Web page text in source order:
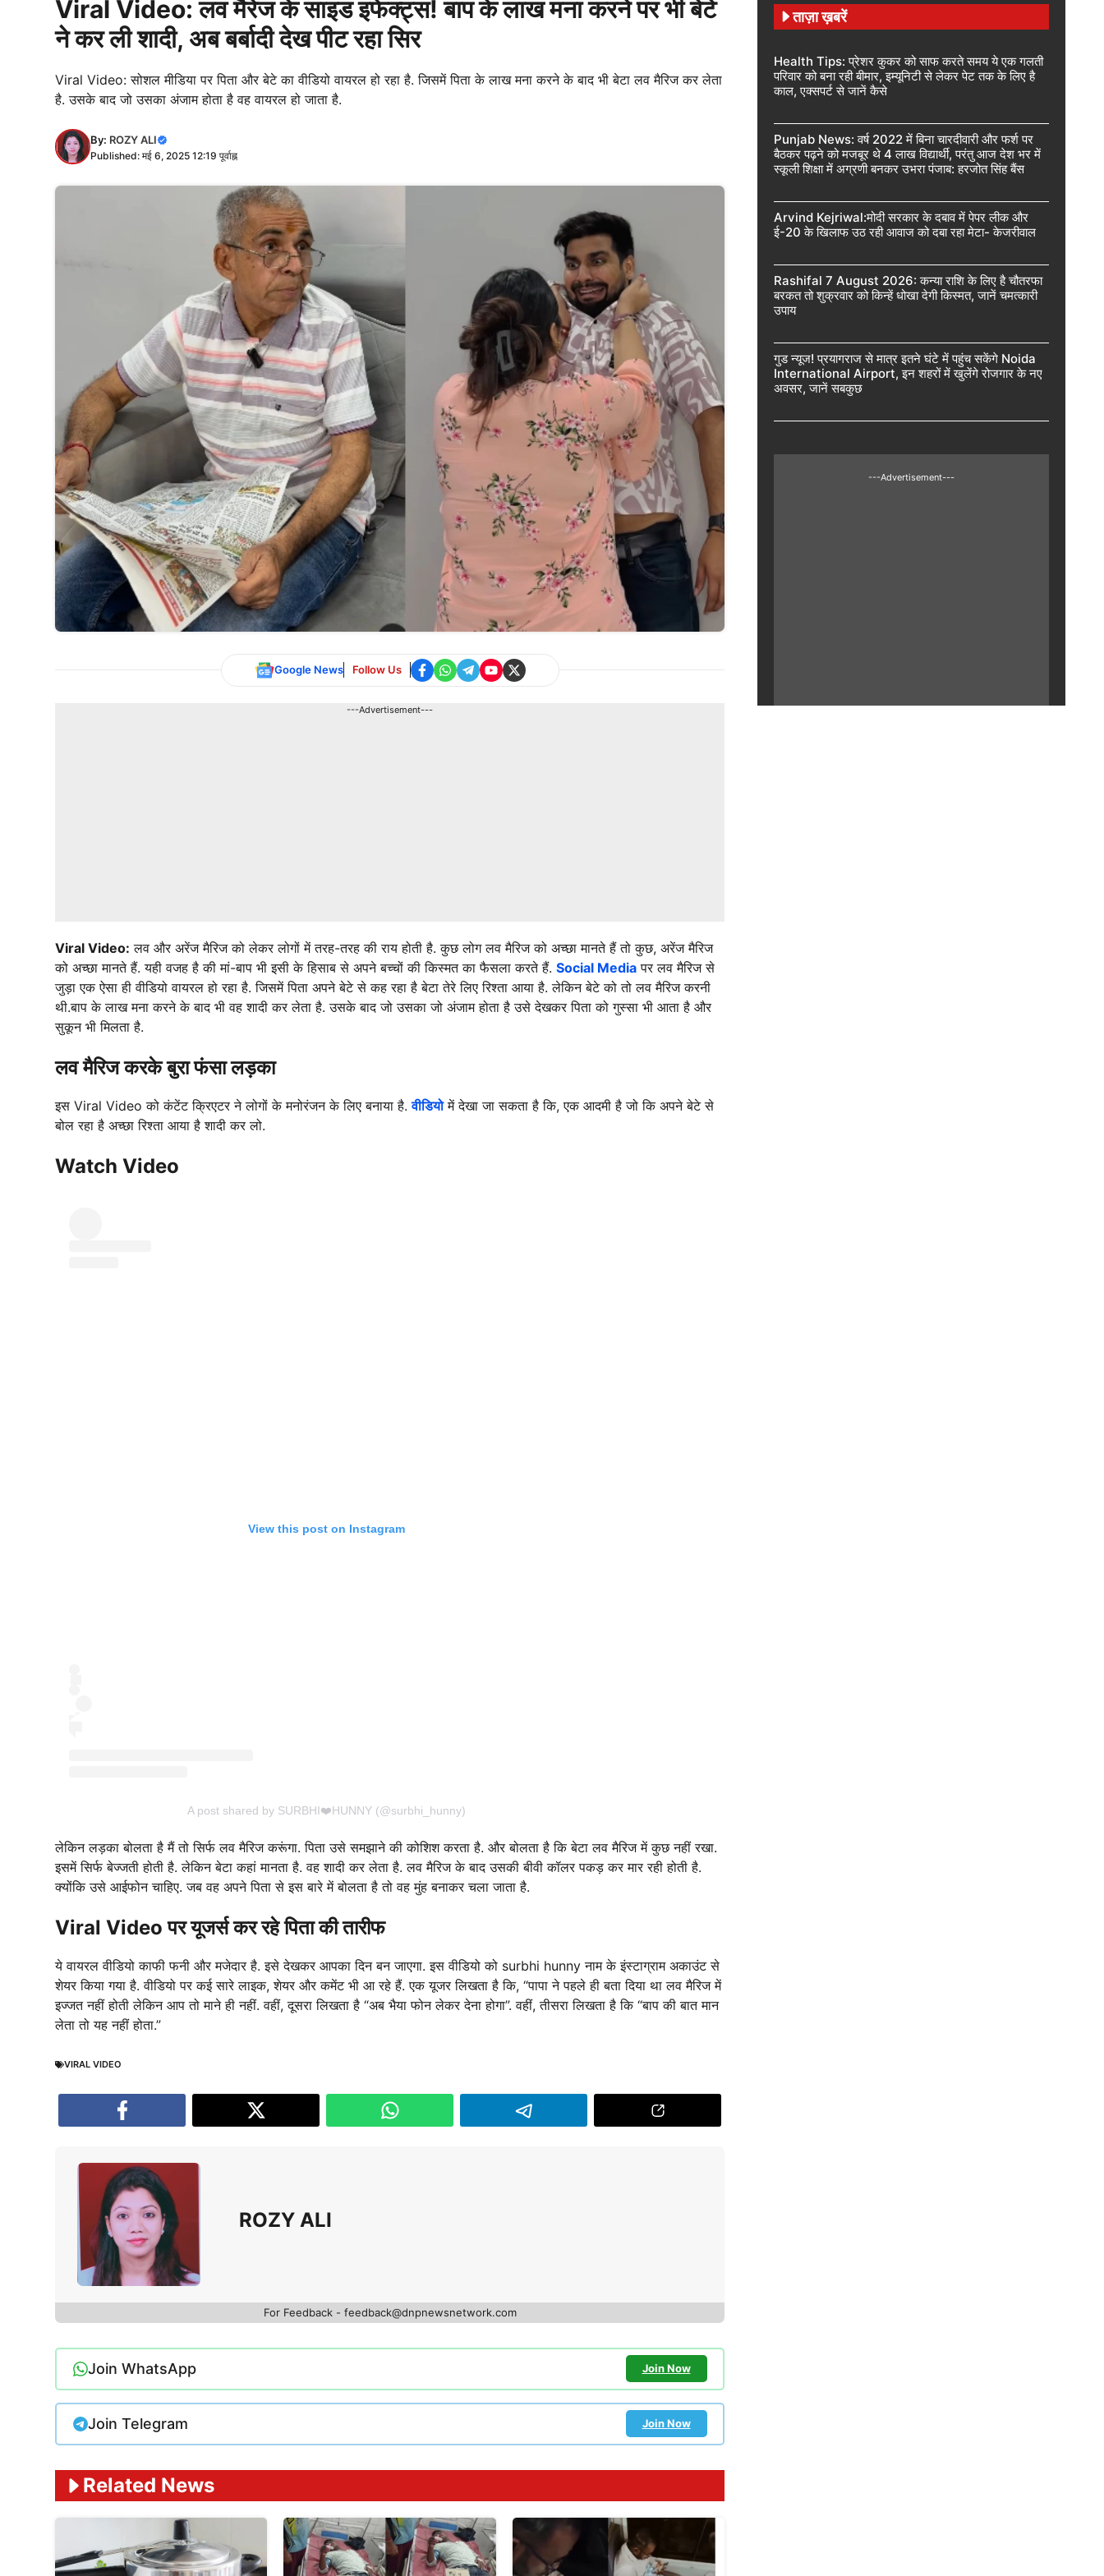
Viral Video: लव मैरेज के साइड इफेक्ट्स! बाप के लाख मना करने पर भी बेटे
ने कर ली शादी, अब बर्बादी देख पीट रहा सिर
Viral Video: सोशल मीडिया पर पिता और बेटे का वीडियो वायरल हो रहा है. जिसमें पिता के लाख मना करने के बाद भी बेटा लव मैरिज कर लेता
है. उसके बाद जो उसका अंजाम होता है वह वायरल हो जाता है.
By: ROZY ALI
Published: मई 6, 2025 12:19 पूर्वाह्न
Google News Follow Us
---Advertisement---
Viral Video: लव और अरेंज मैरिज को लेकर लोगों में तरह-तरह की राय होती है. कुछ लोग लव मैरिज को अच्छा मानते हैं तो कुछ, अरेंज मैरिज
को अच्छा मानते हैं. यही वजह है की मां-बाप भी इसी के हिसाब से अपने बच्चों की किस्मत का फैसला करते हैं. Social Media पर लव मैरिज से
जुड़ा एक ऐसा ही वीडियो वायरल हो रहा है. जिसमें पिता अपने बेटे से कह रहा है बेटा तेरे लिए रिश्ता आया है. लेकिन बेटे को तो लव मैरिज करनी
थी.बाप के लाख मना करने के बाद भी वह शादी कर लेता है. उसके बाद जो उसका जो अंजाम होता है उसे देखकर पिता को गुस्सा भी आता है और
सुकून भी मिलता है.
लव मैरिज करके बुरा फंसा लड़का
इस Viral Video को कंटेंट क्रिएटर ने लोगों के मनोरंजन के लिए बनाया है.वीडियोमें देखा जा सकता है कि, एक आदमी है जो कि अपने बेटे से
बोल रहा है अच्छा रिश्ता आया है शादी कर लो.
Watch Video
View this post on Instagram
A post shared by SURBHI❤️HUNNY (@surbhi_hunny)
लेकिन लड़का बोलता है मैं तो सिर्फ लव मैरिज करूंगा. पिता उसे समझाने की कोशिश करता है. और बोलता है कि बेटा लव मैरिज में कुछ नहीं रखा.
इसमें सिर्फ बेज्जती होती है. लेकिन बेटा कहां मानता है. वह शादी कर लेता है. लव मैरिज के बाद उसकी बीवी कॉलर पकड़ कर मार रही होती है.
क्योंकि उसे आईफोन चाहिए. जब वह अपने पिता से इस बारे में बोलता है तो वह मुंह बनाकर चला जाता है.
Viral Video पर यूजर्स कर रहे पिता की तारीफ
ये वायरल वीडियो काफी फनी और मजेदार है. इसे देखकर आपका दिन बन जाएगा. इस वीडियो को surbhi hunny नाम के इंस्टाग्राम अकाउंट से
शेयर किया गया है. वीडियो पर कई सारे लाइक, शेयर और कमेंट भी आ रहे हैं. एक यूजर लिखता है कि, “पापा ने पहले ही बता दिया था लव मैरिज में
इज्जत नहीं होती लेकिन आप तो माने ही नहीं. वहीं, दूसरा लिखता है “अब भैया फोन लेकर देना होगा”. वहीं, तीसरा लिखता है कि “बाप की बात मान
लेता तो यह नहीं होता.”
VIRAL VIDEO
ROZY ALI
For Feedback - feedback@dnpnewsnetwork.com
Join WhatsApp Join Now
Join Telegram Join Now
Related News
ताज़ा ख़बरें
Health Tips: प्रेशर कुकर को साफ करते समय ये एक गलती
परिवार को बना रही बीमार, इम्यूनिटी से लेकर पेट तक के लिए है
काल, एक्सपर्ट से जानें कैसे
Punjab News: वर्ष 2022 में बिना चारदीवारी और फर्श पर
बैठकर पढ़ने को मजबूर थे 4 लाख विद्यार्थी, परंतु आज देश भर में
स्कूली शिक्षा में अग्रणी बनकर उभरा पंजाब: हरजोत सिंह बैंस
Arvind Kejriwal:मोदी सरकार के दबाव में पेपर लीक और
ई-20 के खिलाफ उठ रही आवाज को दबा रहा मेटा- केजरीवाल
Rashifal 7 August 2026: कन्या राशि के लिए है चौतरफा
बरकत तो शुक्रवार को किन्हें धोखा देगी किस्मत, जानें चमत्कारी
उपाय
गुड न्यूज! प्रयागराज से मात्र इतने घंटे में पहुंच सकेंगे Noida
International Airport, इन शहरों में खुलेंगे रोजगार के नए
अवसर, जानें सबकुछ
---Advertisement---